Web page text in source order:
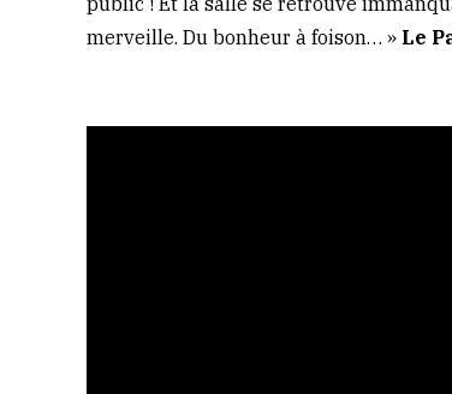
merveille. Du bonheur à foison… » Le